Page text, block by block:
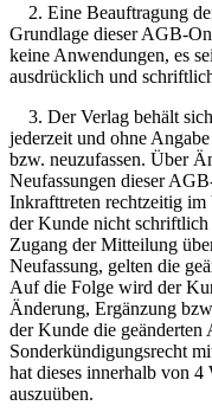
2. Eine Beauftragung
Grundlage dieser AGB-
keine Anwendungen, es
ausdrücklich und
3. Der Verlag behält
jederzeit und ohne
bzw. neuzufassen. Über
Neufassungen dieser
Inkrafttreten rechtzeitig
der Kunde nicht
Zugang der Mitteilung
Neufassung, gelten die
Auf die Folge wird der
Änderung, Ergänzung
der Kunde die
Sonderkündigungsrecht
hat dieses innerhalb von
auszuüben.